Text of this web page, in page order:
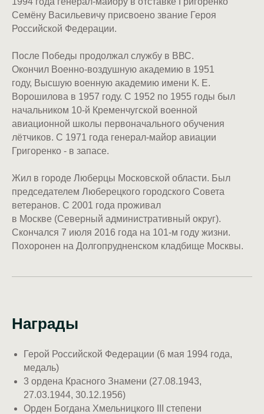
Семёну Васильевичу присвоено звание Героя
Российской Федерации.
После Победы продолжал службу в ВВС.
Окончил Военно-воздушную академию в 1951
году, Высшую военную академию имени К. Е.
Ворошилова в 1957 году. С 1952 по 1955 годы был
начальником 10-й Кременчугской военной
авиационной школы первоначального обучения
лётчиков. С 1971 года генерал-майор авиации
Григоренко - в запасе.
Жил в городе Люберцы Московской области. Был
председателем Люберецкого городского Совета
ветеранов. С 2001 года проживал
в Москве (Северный административный округ).
Скончался 7 июля 2016 года на 101-м году жизни.
Похоронен на Долгопрудненском кладбище Москвы.
Награды
Герой Российской Федерации (6 мая 1994 года,
медаль)
3 ордена Красного Знамени (27.08.1943,
27.03.1944, 30.12.1956)
Орден Богдана Хмельницкого III степени